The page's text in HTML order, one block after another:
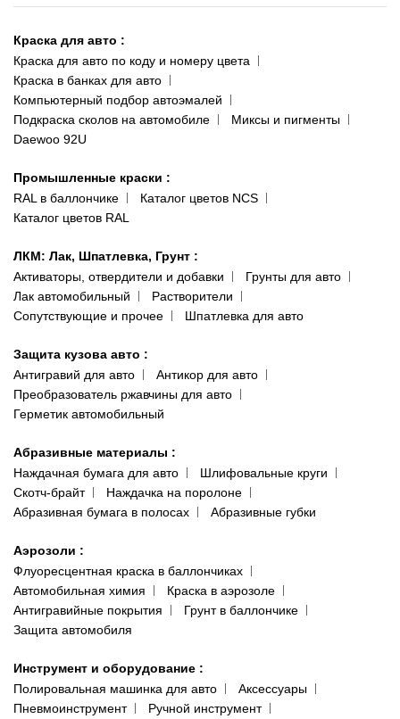
093 611-39-23
(ориентир: Интайм №40)
Одесса
пр-т Акад. Глушко, 29
066 554-97-70
Доставка и оплата
Сотрудничество
Наши публикации
Публичная оферта
Политика конфиденциальности
Краска для авто :
Краска для авто по коду и номеру цвета
Краска в банках для авто
Компьютерный подбор автоэмалей
Подкраска сколов на автомобиле
Миксы и пигменты
Daewoo 92U
Промышленные краски :
RAL в баллончике
Каталог цветов NCS
Каталог цветов RAL
ЛКМ: Лак, Шпатлевка, Грунт :
Активаторы, отвердители и добавки
Грунты для авто
Лак автомобильный
Растворители
Сопутствующие и прочее
Шпатлевка для авто
Защита кузова авто :
Антигравий для авто
Антикор для авто
Преобразователь ржавчины для авто
Герметик автомобильный
Абразивные материалы :
Наждачная бумага для авто
Шлифовальные круги
Скотч-брайт
Наждачка на поролоне
Абразивная бумага в полосах
Абразивные губки
Аэрозоли :
Флуоресцентная краска в баллончиках
Автомобильная химия
Краска в аэрозоле
Антигравийные покрытия
Грунт в баллончике
Защита автомобиля
Инструмент и оборудование :
Полировальная машинка для авто
Аксессуары
Пневмоинструмент
Ручной инструмент